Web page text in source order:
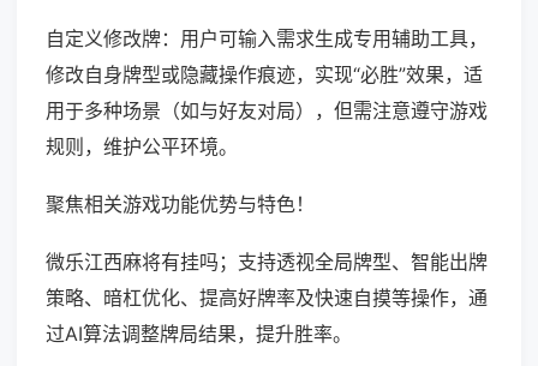
自定义修改牌：用户可输入需求生成专用辅助工具，
修改自身牌型或隐藏操作痕迹，实现“必胜”效果，适
用于多种场景（如与好友对局），但需注意遵守游戏
规则，维护公平环境。
聚焦相关游戏功能优势与特色！
微乐江西麻将有挂吗；支持透视全局牌型、智能出牌
策略、暗杠优化、提高好牌率及快速自摸等操作，通
过AI算法调整牌局结果，提升胜率。